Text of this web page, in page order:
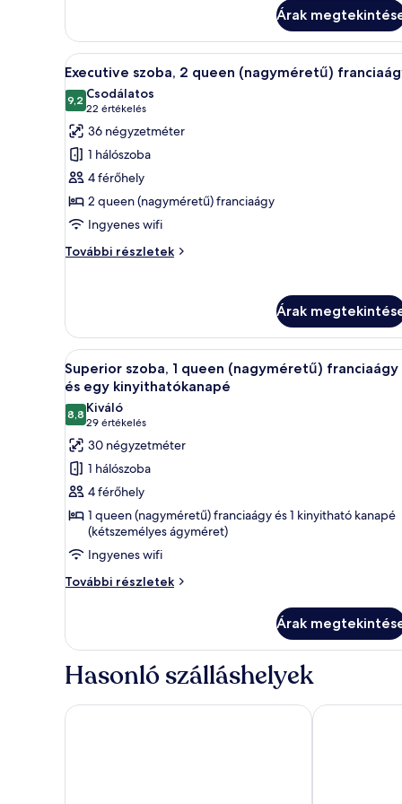
kanapé
ágy
és
egy
kinyitható
kanapé
további
részletei
Árak
A
következő
szoba
összes
képének
megtekintése:
Executive
szoba,
2
queen
Egy szállodai szoba két
5
Executive szoba, 2 queen (nagyméretű)
9,210-ből 9,2
Csodálatos
22 értékelés
(22
értékelés)
36 négyzetméter
1 hálószoba
4 férőhely
2 queen (nagyméretű) franciaágy
Ingyenes wifi
További részletek
Executive
franciaágy
további
részletei
Árak
A
következő
szoba
összes
képének
megtekintése:
Superior
szoba,
1
queen
(nagyméretű)
franciaágy
kinyithatókanapé
Egy szállodai szoba,
7
Superior szoba, 1 queen (nagyméretű) franciaágy
és egy kinyithatókanapé
8,810-ből 8,8
Kiváló
29 értékelés
(29
értékelés)
30 négyzetméter
1 hálószoba
4 férőhely
1 queen (nagyméretű) franciaágy és 1 kinyitható kanapé
(kétszemélyes ágyméret)
Ingyenes wifi
További részletek
Superior
(nagyméretű)
és
kinyithatókanapé
Árak
Hasonló szálláshelyek
Citadines Les Halles Paris Pullman